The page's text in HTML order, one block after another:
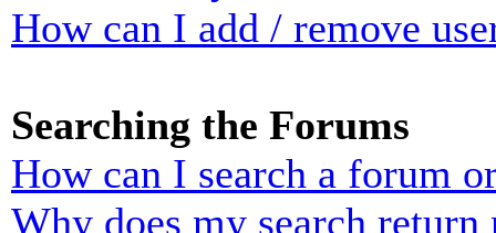
How can I add / remove
Searching the Forums
How can I search a forum
Why does my search return